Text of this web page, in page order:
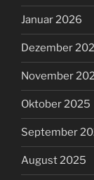
Januar 2026
Dezember
November
Oktober 2025
September
August 2025